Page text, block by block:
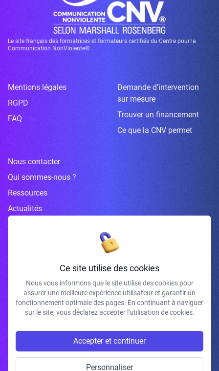
Le site français des formatrices et formateurs certifiés du Centre pour la
Communication NonViolente®
Mentions légales
RGPD
FAQ
Demande d’intervention
sur mesure
Trouver un financement
Ce que la CNV permet
Nous contacter
Qui sommes-nous ?
Ressources
Actualités
Inscrivez-vous à la newsletter
J'accepte de recevoir vos e-mails et confirme avoir pris connaissance de
votre politique de confidentialité et mentions légales.
Ce site utilise des cookies
Nous vous informons que le site utilise des cookies pour
assurer une meilleure expérience utilisateur et garantir un
fonctionnement optimale des pages. En continuant à naviguer
sur le site, vous déclarez accepter l'utilisation de cookies.
Accepter et continuer
Personnaliser